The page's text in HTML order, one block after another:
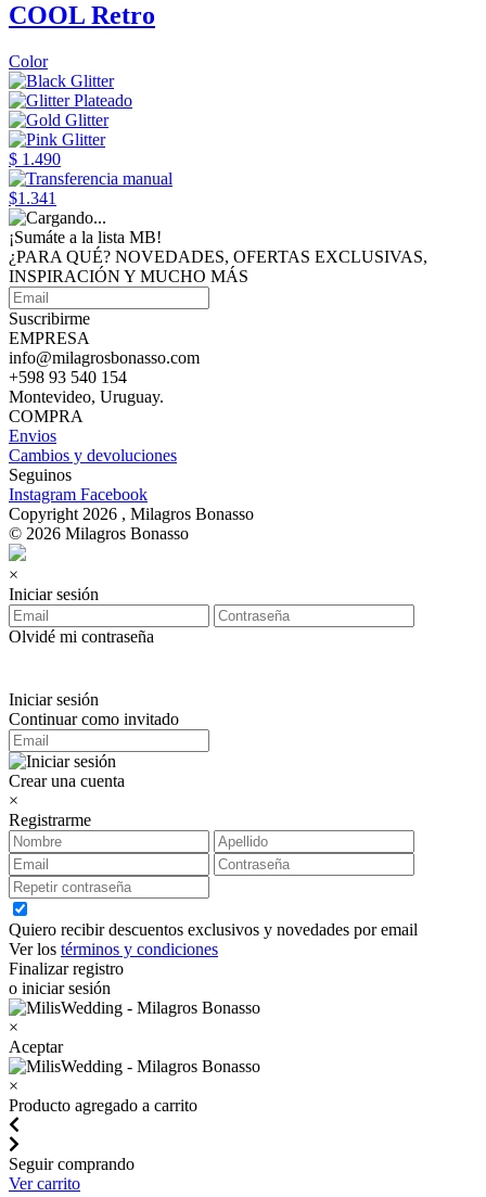
COOL Retro
Color
$ 1.490
$1.341
¡Sumáte a la lista MB!
¿PARA QUÉ? NOVEDADES, OFERTAS EXCLUSIVAS,
INSPIRACIÓN Y MUCHO MÁS
Suscribirme
EMPRESA
info@milagrosbonasso.com
+598 93 540 154
Montevideo, Uruguay.
COMPRA
Envios
Cambios y devoluciones
Seguinos
Instagram Facebook
Copyright 2026 , Milagros Bonasso
© 2026 Milagros Bonasso
×
Iniciar sesión
Olvidé mi contraseña
Iniciar sesión
Continuar como invitado
Crear una cuenta
×
Registrarme
Quiero recibir descuentos exclusivos y novedades por email
Ver los términos y condiciones
Finalizar registro
o iniciar sesión
×
Aceptar
×
Producto agregado a carrito
Seguir comprando
Ver carrito